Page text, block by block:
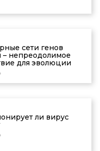
сети генов
– непреодолимое
для эволюции
ли вирус